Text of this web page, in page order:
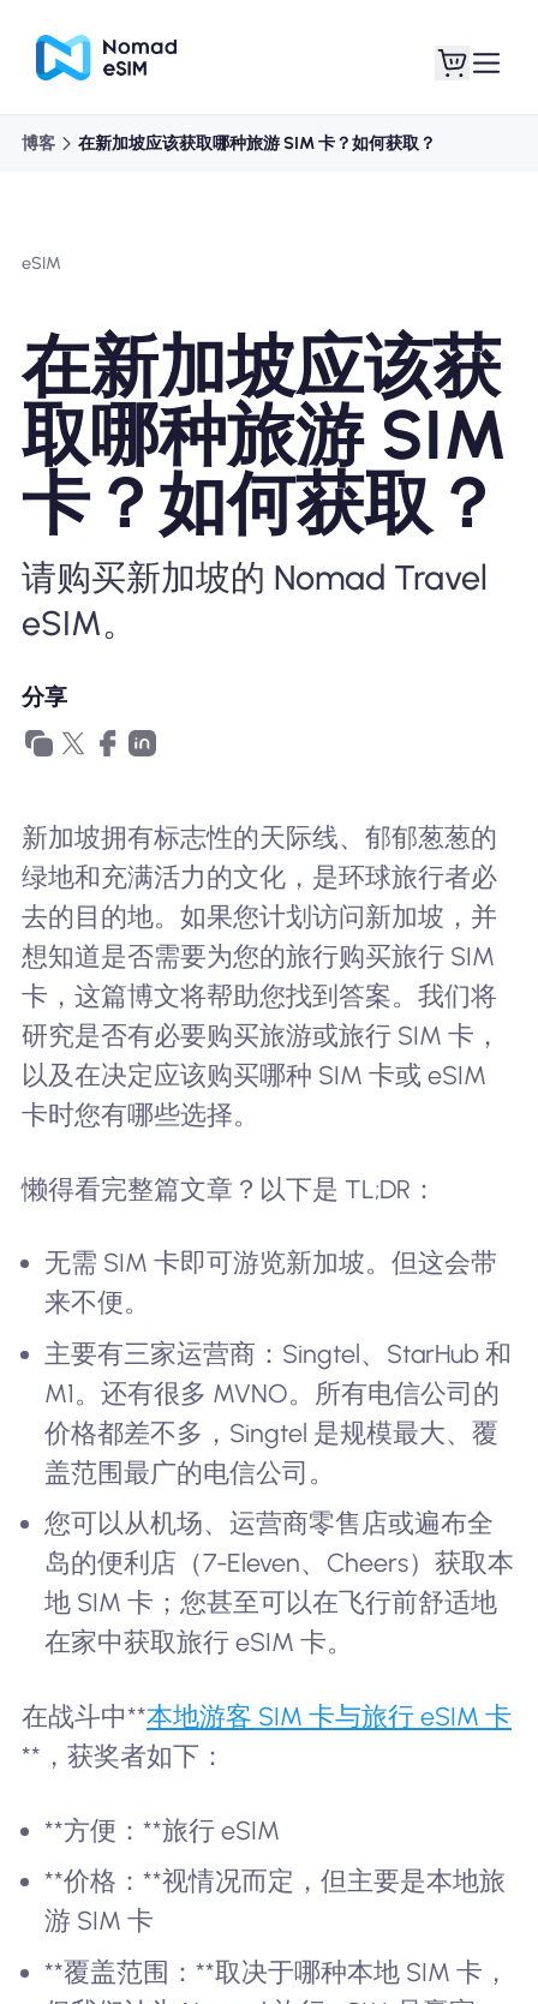
商城
关于 eSIM
为什么选择Nomad eSIM
企业用户
博客 在新加坡应该获取哪种旅游 SIM 卡？如何获取？
eSIM
在新加坡应该获
取哪种旅游 SIM
卡？如何获取？
请购买新加坡的 Nomad Travel
eSIM。
分享
新加坡拥有标志性的天际线、郁郁葱葱的
绿地和充满活力的文化，是环球旅行者必
去的目的地。如果您计划访问新加坡，并
想知道是否需要为您的旅行购买旅行 SIM
卡，这篇博文将帮助您找到答案。我们将
研究是否有必要购买旅游或旅行 SIM 卡，
以及在决定应该购买哪种 SIM 卡或 eSIM
卡时您有哪些选择。
懒得看完整篇文章？以下是 TL;DR：
无需 SIM 卡即可游览新加坡。但这会带
来不便。
主要有三家运营商：Singtel、StarHub 和
M1。还有很多 MVNO。所有电信公司的
价格都差不多，Singtel 是规模最大、覆
盖范围最广的电信公司。
您可以从机场、运营商零售店或遍布全
岛的便利店（7-Eleven、Cheers）获取本
地 SIM 卡；您甚至可以在飞行前舒适地
在家中获取旅行 eSIM 卡。
在战斗中**本地游客 SIM 卡与旅行 eSIM 卡
**，获奖者如下：
**方便：**旅行 eSIM
**价格：**视情况而定，但主要是本地旅
游 SIM 卡
**覆盖范围：**取决于哪种本地 SIM 卡，